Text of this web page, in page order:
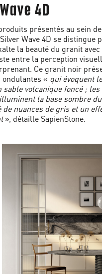
4D
présentés au sein
Wave 4D se distingue
la beauté du granit
entre la perception
Ce granit noir
« qui évoquent
sable volcanique foncé ;
la base sombre
de nuances de gris et un
», détaille SapienStone.